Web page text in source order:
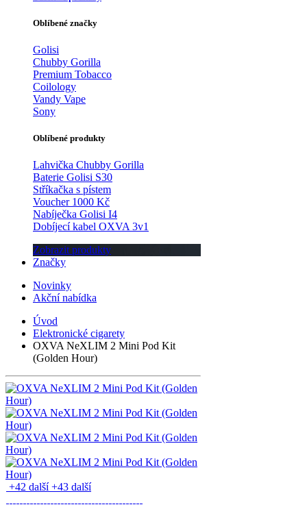
Oblíbené značky
Golisi
Chubby Gorilla
Premium Tobacco
Coilology
Vandy Vape
Sony
Oblíbené produkty
Lahvička Chubby Gorilla
Baterie Golisi S30
Stříkačka s pístem
Voucher 1000 Kč
Nabíječka Golisi I4
Dobíjecí kabel OXVA 3v1
Zobrazit produkty
Značky
Novinky
Akční nabídka
Úvod
Elektronické cigarety
OXVA NeXLIM 2 Mini Pod Kit
(Golden Hour)
+42 další +43 další